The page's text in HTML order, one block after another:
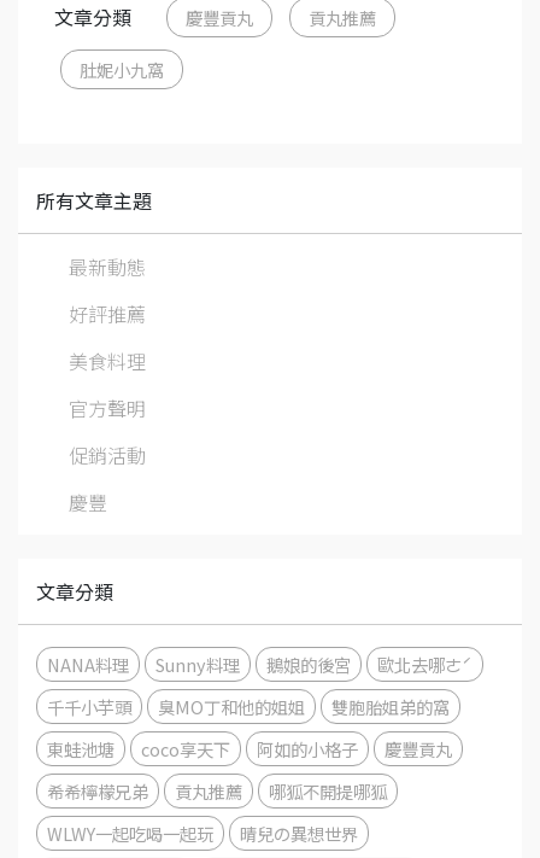
文章分類 慶豐貢丸 貢丸推薦
肚妮小九窩
所有文章主題
最新動態
好評推薦
美食料理
官方聲明
促銷活動
慶豐
文章分類
NANA料理 Sunny料理 鵝娘的後宮
歐北去哪ㄜˊ
千千小芋頭
臭MO丁和他的姐姐
雙胞胎姐弟的窩
東蛙池塘
coco享天下 阿如的小格子
慶豐貢丸
希希檸檬兄弟
貢丸推薦
哪狐不開提哪狐
WLWY一起吃喝一起玩
晴兒の異想世界